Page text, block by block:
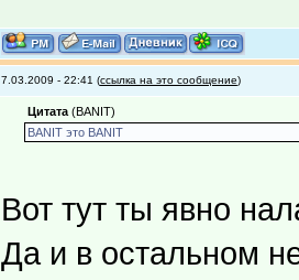
7.03.2009 - 22:41 (ссылка на это сообщение)
Цитата(BANIT)
BANIT это BANIT
Вот тут ты явно
Да и в остальном